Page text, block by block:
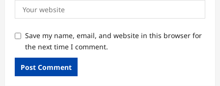
Save my name, email, and website in this browser for
the next time I comment.